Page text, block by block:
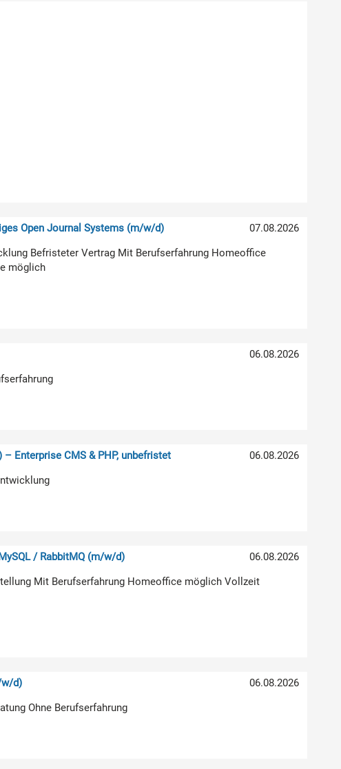
07.08.2026
Open Journal Systems (m/w/d)
Befristeter Vertrag Mit Berufserfahrung Homeoffice
möglich
06.08.2026
06.08.2026
Enterprise CMS & PHP, unbefristet
06.08.2026
/ RabbitMQ (m/w/d)
Mit Berufserfahrung Homeoffice möglich Vollzeit
06.08.2026
d)
Ohne Berufserfahrung